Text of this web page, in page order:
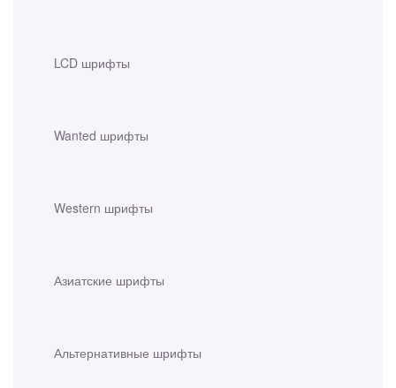
LCD шрифты
Wanted шрифты
Western шрифты
Азиатские шрифты
Альтернативные шрифты